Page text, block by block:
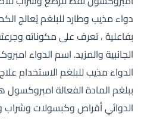
دواء مذيب وطارد للبلغم يُعالج
بفاعلية ، تعرف على مكوناته
الدواء مذيب للبلغم الاستخدام
ببلغم المادة الفعالة
الدوائي أقراص وكبسولات